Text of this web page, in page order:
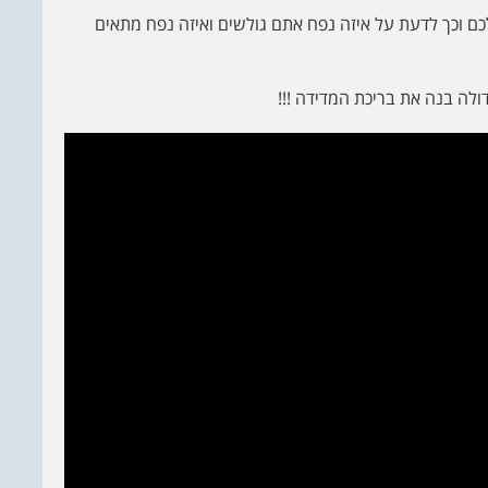
וכך לדעת על איזה נפח אתם גולשים ואיזה נפח מתאים
בנה את בריכת המדידה !!!